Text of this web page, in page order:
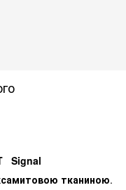
Signal
тканиною.